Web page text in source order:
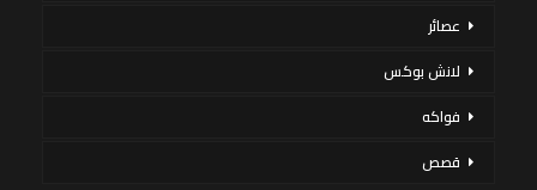
عصائر
لانش بوكس
فواكه
قصص